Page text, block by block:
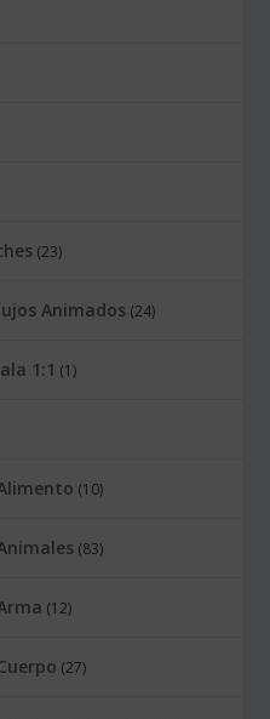
(23)
Animados (24)
1:1 (1)
(10)
(83)
(12)
(27)